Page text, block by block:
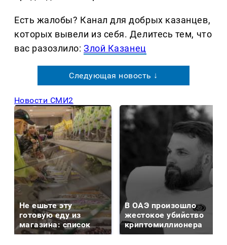
Есть жалобы? Канал для добрых казанцев,
которых вывели из себя. Делитеcь тем, что
вас разозлило:Злой Казанец
Следующая новость ↓
Новости СМИ2
Не ешьте эту
готовую еду из
магазина: список
В ОАЭ произошло
жестокое убийство
криптомиллионера